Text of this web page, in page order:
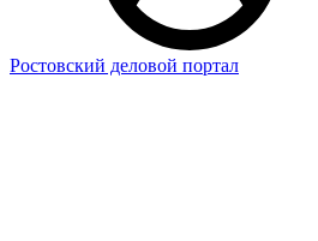
Ростовский деловой портал